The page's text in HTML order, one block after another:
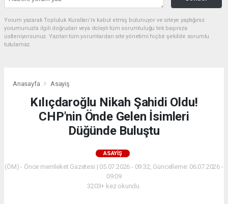
Yorum yazarak Topluluk Kuralları’nı kabul etmiş bulunuyor ve siteye yaptığınız
yorumunuzla ilgili doğrudan veya dolaylı tüm sorumluluğu tek başınıza
üstleniyorsunuz. Yazılan tüm yorumlardan site yönetimi hiçbir şekilde sorumlu
tutulamaz.
Anasayfa Asayiş
Kılıçdaroğlu Nikah Şahidi Oldu!
CHP'nin Önde Gelen İsimleri
Düğünde Buluştu
ASAYIŞ
(ÖM) - Önce memleket Gazetesi | 05.07.2026 - 09:32, Güncelleme: 06.07.2026 -
09:09
3203+ kez okundu.